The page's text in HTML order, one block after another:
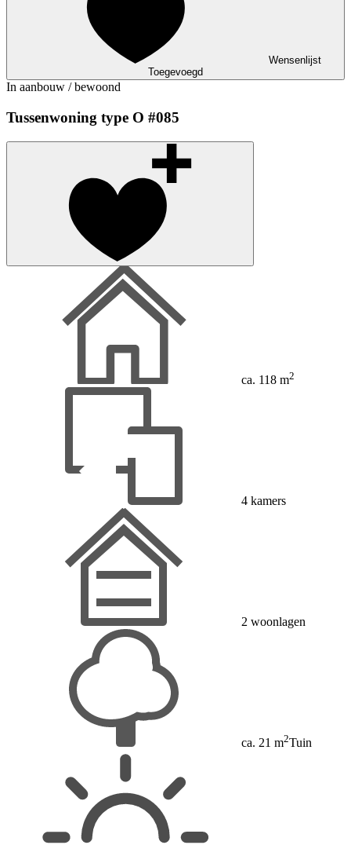
Wensenlijst
Toegevoegd
In aanbouw / bewoond
Tussenwoning type O #085
ca. 118 m2
4 kamers
2 woonlagen
ca. 21 m2Tuin